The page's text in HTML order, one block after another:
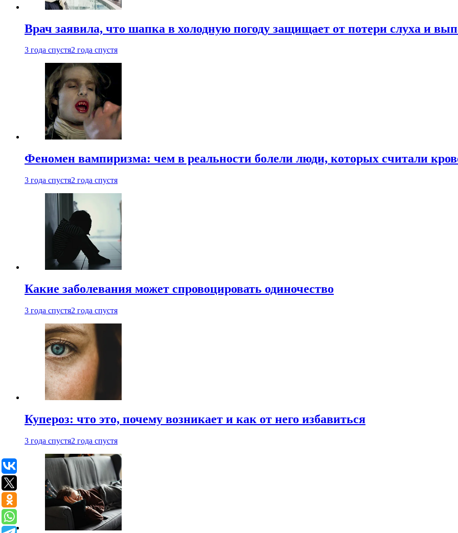
Врач заявила, что шапка в холодную погоду защищает от потери слуха и
3 года спустя2 года спустя
Феномен вампиризма: чем в реальности болели люди, которых считали
3 года спустя2 года спустя
Какие заболевания может спровоцировать одиночество
3 года спустя2 года спустя
Купероз: что это, почему возникает и как от него избавиться
3 года спустя2 года спустя